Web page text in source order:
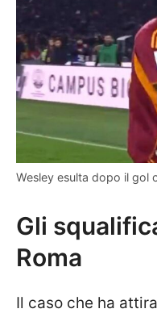
Wesley esulta dopo il gol
Gli
Roma
Il caso che ha